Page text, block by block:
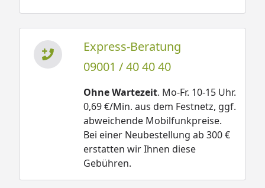
Express-Beratung
09001 / 40 40 40
Ohne Wartezeit. Mo-Fr. 10-15 Uhr.
0,69 €/Min. aus dem Festnetz, ggf.
abweichende Mobilfunkpreise.
Bei einer Neubestellung ab 300 €
erstatten wir Ihnen diese
Gebühren.